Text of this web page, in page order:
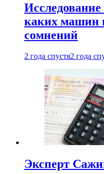
каких машин
сомнений
2 года спустя2 года
Эксперт